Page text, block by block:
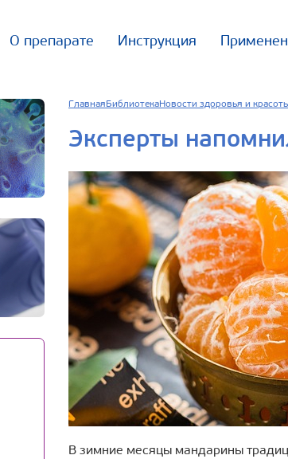
О препарате Инструкция
Главная БиблиотекаНовости здоровья и
Эксперты
В зимние месяцы мандарины